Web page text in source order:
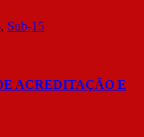
, Sub-15
ACREDITAÇÃO E